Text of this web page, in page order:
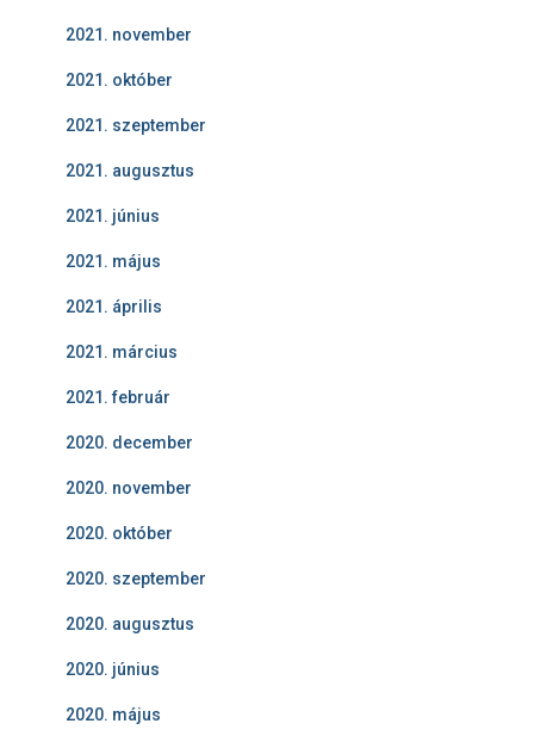
2021. november
2021. október
2021. szeptember
2021. augusztus
2021. június
2021. május
2021. április
2021. március
2021. február
2020. december
2020. november
2020. október
2020. szeptember
2020. augusztus
2020. június
2020. május